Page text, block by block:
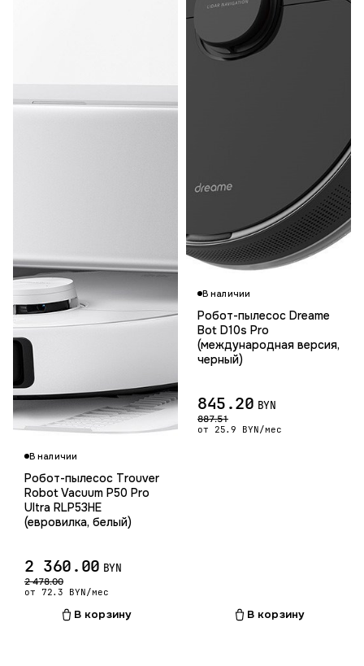
В наличии
Робот-пылесос Trouver
Robot Vacuum P50 Pro
Ultra RLP53HE
(евровилка, белый)
2 360.00 BYN
2 478.00
от 72.3 BYN/мес
В корзину
В наличии
Робот-пылесос Dreame
Bot D10s Pro
(международная версия,
черный)
845.20 BYN
887.51
от 25.9 BYN/мес
В корзину